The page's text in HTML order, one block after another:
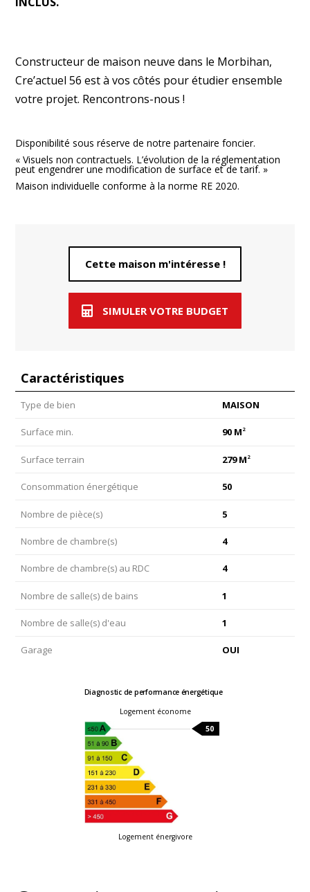
Constructeur de maison neuve dans le Morbihan,
Cre’actuel 56 est à vos côtés pour étudier ensemble
votre projet. Rencontrons-nous !
Disponibilité sous réserve de notre partenaire foncier.
« Visuels non contractuels. L’évolution de la réglementation
peut engendrer une modification de surface et de tarif. »
Maison individuelle conforme à la norme RE 2020.
Cette maison m'intéresse !
SIMULER VOTRE BUDGET
Caractéristiques
Type de bien MAISON
Surface min. 90 M 2
Surface terrain 279 M 2
Consommation énergétique 50
Nombre de pièce(s) 5
Nombre de chambre(s) 4
Nombre de chambre(s) au RDC 4
Nombre de salle(s) de bains 1
Nombre de salle(s) d'eau 1
Garage OUI
Diagnostic de performance énergétique
Logement économe
50
Logement énergivore